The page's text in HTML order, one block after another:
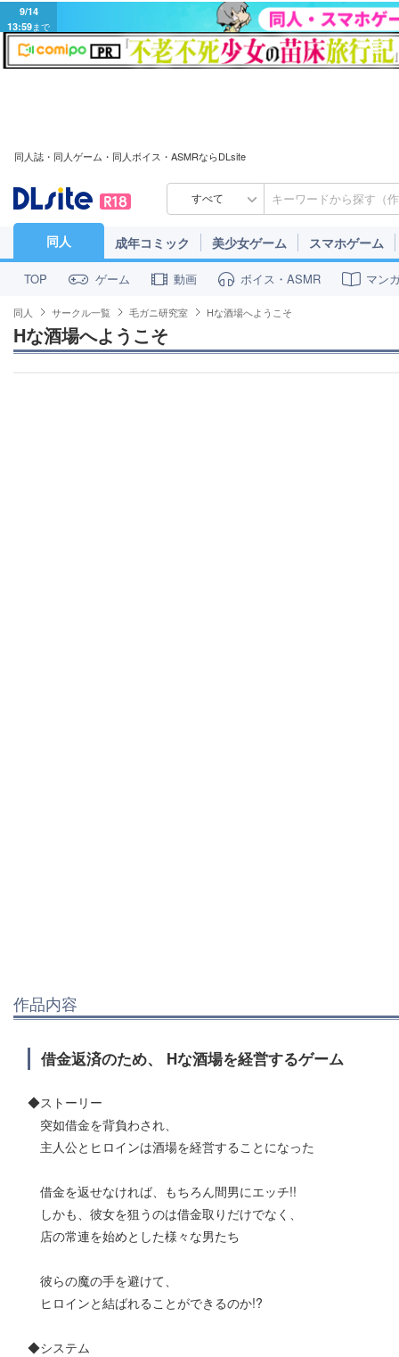
9/14
13:59まで
同人誌・同人ゲーム・同人ボイス・ASMRならDLsite
すべて
同人 成年コミック 美少女ゲーム スマホゲーム
TOP ゲーム 動画 ボイス・ASMR マン
同人 サークル一覧 毛ガニ研究室 Hな酒場へようこそ
Hな酒場へようこそ
作品内容
借金返済のため、 Hな酒場を経営するゲーム
◆ストーリー
突如借金を背負わされ、
主人公とヒロインは酒場を経営することになった
借金を返せなければ、もちろん間男にエッチ!!
しかも、彼女を狙うのは借金取りだけでなく、
店の常連を始めとした様々な男たち
彼らの魔の手を避けて、
ヒロインと結ばれることができるのか!?
◆システム